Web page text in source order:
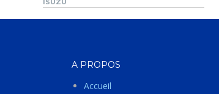
ISUZU
A PROPOS
Accueil